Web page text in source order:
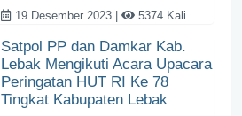
19 Desember 2023 | 5374 Kali
Satpol PP dan Damkar Kab.
Lebak Mengikuti Acara Upacara
Peringatan HUT RI Ke 78
Tingkat Kabupaten Lebak